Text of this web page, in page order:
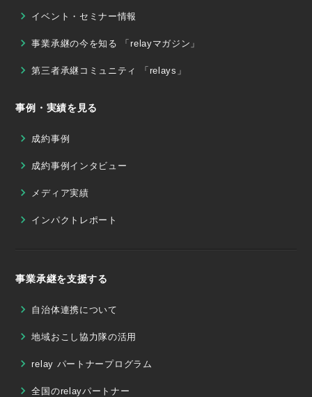
イベント・セミナー情報
事業承継の今を知る 「relayマガジン」
第三者承継コミュニティ 「relays」
事例・実績を見る
成約事例
成約事例インタビュー
メディア実績
インパクトレポート
事業承継を支援する
自治体連携について
地域おこし協力隊の活用
relay パートナープログラム
全国のrelayパートナー